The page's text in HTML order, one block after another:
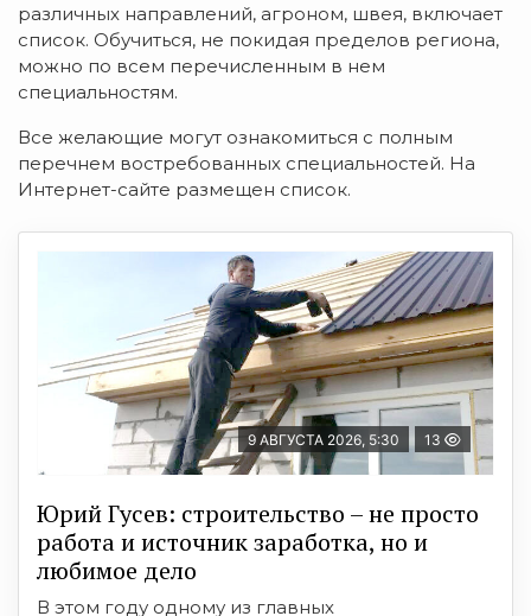
различных направлений, агроном, швея, включает
список. Обучиться, не покидая пределов региона,
можно по всем перечисленным в нем
специальностям.
Все желающие могут ознакомиться с полным
перечнем востребованных специальностей. На
Интернет-сайте размещен список.
9 АВГУСТА 2026, 5:30 13
Юрий Гусев: строительство – не просто
работа и источник заработка, но и
любимое дело
В этом году одному из главных